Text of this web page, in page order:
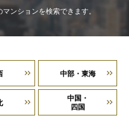
ンションを検索できます。
中部・東海
中国・
四国